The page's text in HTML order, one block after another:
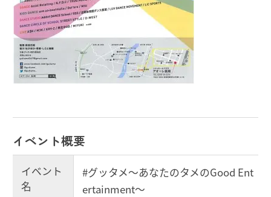
イベント概要
イベント
名
#グッタメ〜あなたのタメのGood Ent
ertainment〜